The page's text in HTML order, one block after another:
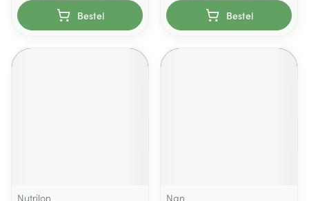
Bestel Bestel
Nutrilon Nan